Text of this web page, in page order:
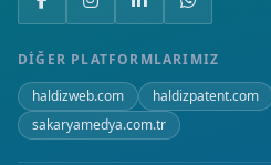
Soğuksu
Üniversite
DIĞER PLATFORMLARIMIZ
haldizweb.com
haldizpatent.com
sakaryamedya.com.tr